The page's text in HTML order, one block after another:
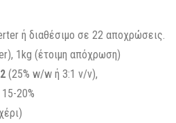
ή διαθέσιμο σε 22 αποχρώσεις.
1kg (έτοιμη απόχρωση)
(25% w/w ή 3:1 v/v),
15-20%